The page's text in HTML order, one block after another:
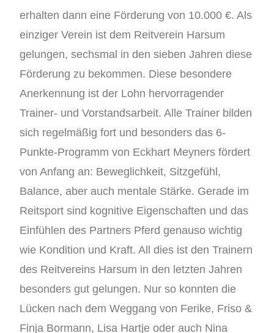
erhalten dann eine Förderung von 10.000 €. Als
einziger Verein ist dem Reitverein Harsum
gelungen, sechsmal in den sieben Jahren diese
Förderung zu bekommen. Diese besondere
Anerkennung ist der Lohn hervorragender
Trainer- und Vorstandsarbeit. Alle Trainer bilden
sich regelmäßig fort und besonders das 6-
Punkte-Programm von Eckhart Meyners fördert
von Anfang an: Beweglichkeit, Sitzgefühl,
Balance, aber auch mentale Stärke. Gerade im
Reitsport sind kognitive Eigenschaften und das
Einfühlen des Partners Pferd genauso wichtig
wie Kondition und Kraft. All dies ist den Trainern
des Reitvereins Harsum in den letzten Jahren
besonders gut gelungen. Nur so konnten die
Lücken nach dem Weggang von Ferike, Friso &
Finja Bormann, Lisa Hartje oder auch Nina